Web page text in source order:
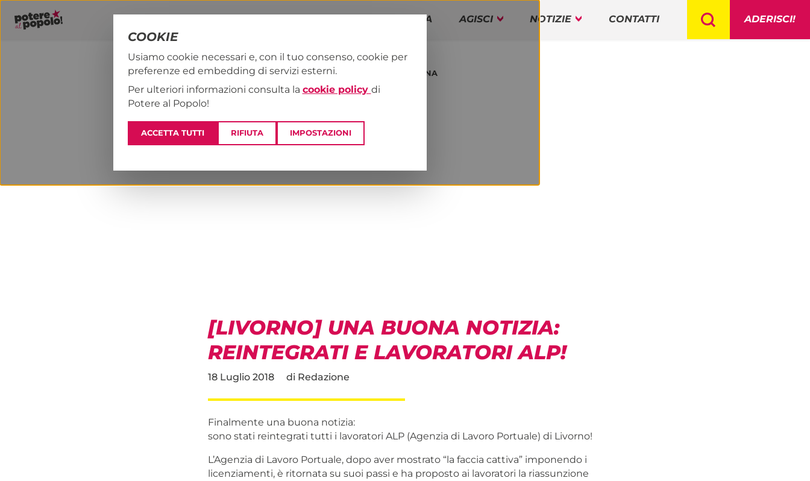
PROGRAMMA AGISCI NOTIZIE CONTATTI ADERISCI!
PAP! NOTIZIE DAI TERRITORI EMILIA-ROMAGNA
[LIVORNO] UNA BUONA NOTIZIA:
REINTEGRATI E LAVORATORI ALP!
18 Luglio 2018 di Redazione
Finalmente una buona notizia:
sono stati reintegrati tutti i lavoratori ALP (Agenzia di Lavoro Portuale) di Livorno!
L’Agenzia di Lavoro Portuale, dopo aver mostrato “la faccia cattiva” imponendo i
licenziamenti, è ritornata su suoi passi e ha proposto ai lavoratori la riassunzione
COOKIE
Usiamo cookie necessari e, con il tuo consenso, cookie per
preferenze ed embedding di servizi esterni.
Per ulteriori informazioni consulta la cookie policy di
Potere al Popolo!
ACCETTA TUTTI RIFIUTA IMPOSTAZIONI